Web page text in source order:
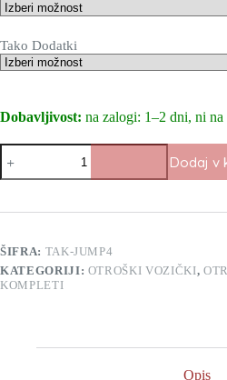
Tako Dodatki
Dobavljivost: na zalogi: 1–2 dni, ni
Otroški
voziček
Tako
4
količina
Dodaj v
ŠIFRA: TAK-JUMP4
KATEGORIJI: OTROŠKI VOZIČKI,
KOMPLETI
Opis